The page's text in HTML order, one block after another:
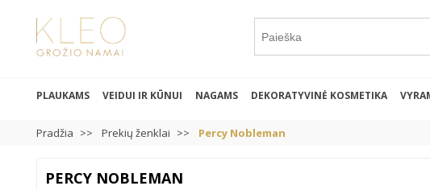
PLAUKAMS VEIDUI IR KŪNUI NAGAMS DEKORATYVINĖ KOSMETIKA
Pradžia Prekių ženklai Percy Nobleman
PERCY NOBLEMAN